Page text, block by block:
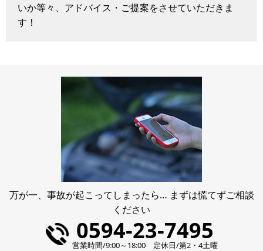
いか等々、アドバイス・ご提案をさせていただきま
す！
万が一、事故が起こってしまったら… まずは慌てずご相談
ください
0594-23-7495
営業時間/9:00～18:00 定休日/第2・4土曜